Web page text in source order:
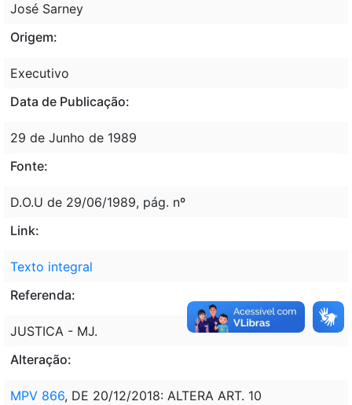
José Sarney
Origem:
Executivo
Data de Publicação:
29 de Junho de 1989
Fonte:
D.O.U de 29/06/1989, pág. nº
Link:
Texto integral
Referenda:
JUSTICA - MJ.
Alteração:
MPV 866, DE 20/12/2018: ALTERA ART. 10